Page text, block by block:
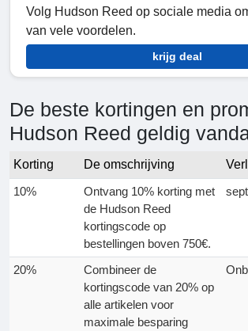
Volg Hudson Reed op sociale media
van vele voordelen.
krijg deal
De beste kortingen en
Hudson Reed geldig
Korting De omschrijving
10%
Ontvang 10% korting met
de Hudson Reed
kortingscode op
bestellingen boven 750€.
20%
Combineer de
kortingscode van 20% op
alle artikelen voor
maximale besparing